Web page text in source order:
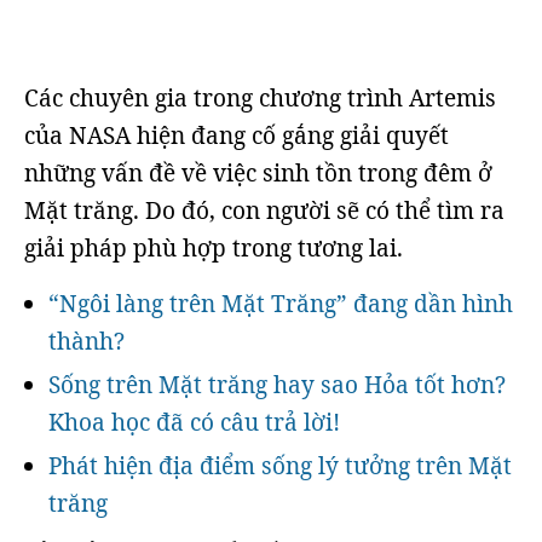
Các chuyên gia trong chương trình Artemis
của NASA hiện đang cố gắng giải quyết
những vấn đề về việc sinh tồn trong đêm ở
Mặt trăng. Do đó, con người sẽ có thể tìm ra
giải pháp phù hợp trong tương lai.
“Ngôi làng trên Mặt Trăng” đang dần hình
thành?
Sống trên Mặt trăng hay sao Hỏa tốt hơn?
Khoa học đã có câu trả lời!
Phát hiện địa điểm sống lý tưởng trên Mặt
trăng